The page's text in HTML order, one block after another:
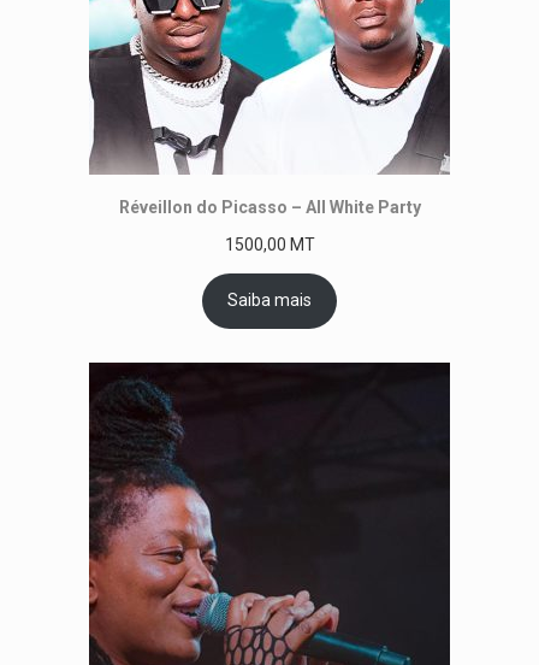
Réveillon do Picasso – All White Party
1500,00 MT
Saiba mais